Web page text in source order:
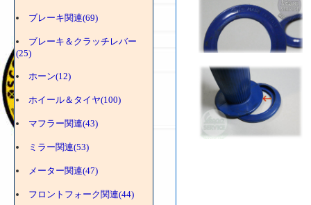
ブレーキ関連(69)
ブレーキ＆クラッチレバー
(25)
ホーン(12)
ホイール＆タイヤ(100)
マフラー関連(43)
ミラー関連(53)
メーター関連(47)
フロントフォーク関連(44)